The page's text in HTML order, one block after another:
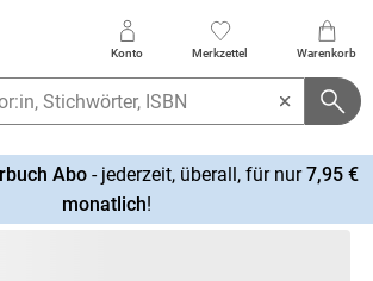
Konto Merkzettel Warenkorb
Abo- jederzeit, überall, für nur7,95 €
monatlich!